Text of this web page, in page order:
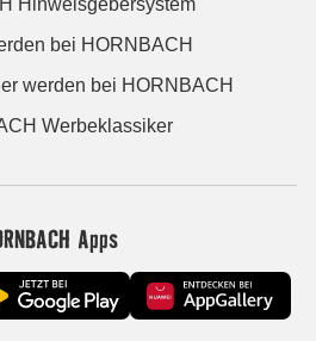
Hinweisgebersystem
bei HORNBACH
werden bei HORNBACH
Werbeklassiker
Apps